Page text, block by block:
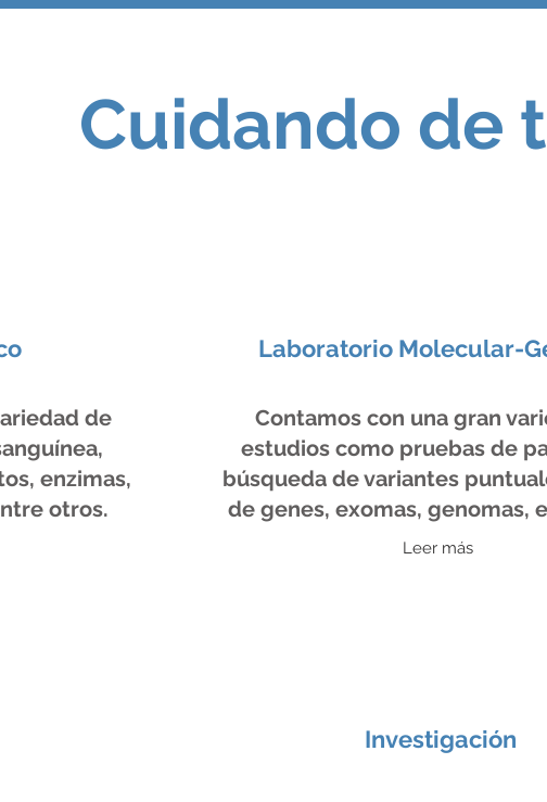
Cuidando de
de
enzimas,
otros.
Laboratorio Molecular-
Contamos con una gran
estudios como pruebas de
búsqueda de variantes
de genes, exomas, genomas,
Leer más
Investigación